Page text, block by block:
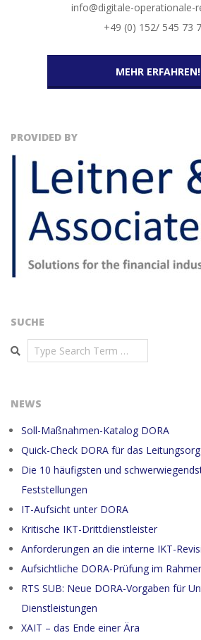
info@digitale-operationale-
+49 (0) 152/ 545 73
MEHR ERFAHREN!
PROVIDED BY
SUCHE
Search
NEWS
Soll-Maßnahmen-Katalog DORA
Quick-Check DORA für das
Die 10 häufigsten und
Feststellungen
IT-Aufsicht unter DORA
Kritische IKT-Drittdienstleister
Anforderungen an die interne IKT-
Aufsichtliche DORA-Prüfung im
RTS SUB: Neue DORA-Vorgaben für
Dienstleistungen
XAIT – das Ende einer Ära